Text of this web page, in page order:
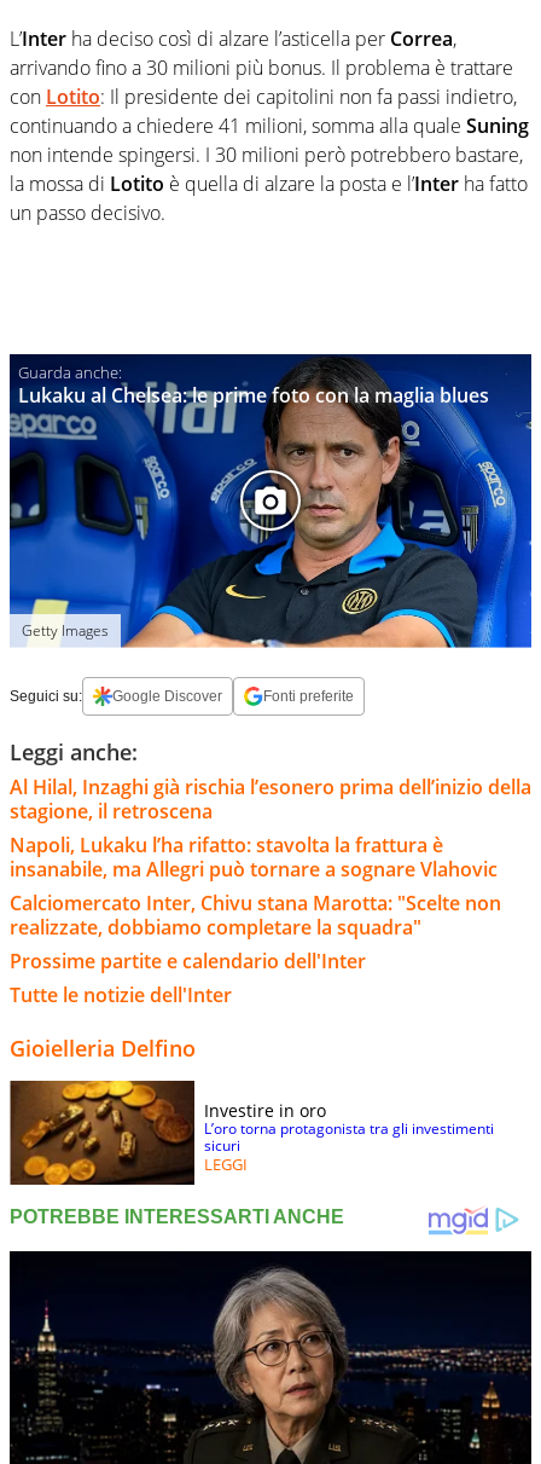
L’Inter ha deciso così di alzare l’asticella per Correa,
arrivando fino a 30 milioni più bonus. Il problema è trattare
con Lotito: Il presidente dei capitolini non fa passi indietro,
continuando a chiedere 41 milioni, somma alla quale Suning
non intende spingersi. I 30 milioni però potrebbero bastare,
la mossa di Lotito è quella di alzare la posta e l’Inter ha fatto
un passo decisivo.
Lukaku al Chelsea: le prime foto con la maglia blues
Getty Images
Seguici su: Google Discover Fonti preferite
Leggi anche:
Al Hilal, Inzaghi già rischia l’esonero prima dell’inizio della
stagione, il retroscena
Napoli, Lukaku l’ha rifatto: stavolta la frattura è
insanabile, ma Allegri può tornare a sognare Vlahovic
Calciomercato Inter, Chivu stana Marotta: "Scelte non
realizzate, dobbiamo completare la squadra"
Prossime partite e calendario dell'Inter
Tutte le notizie dell'Inter
Gioielleria Delfino
Investire in oro
L’oro torna protagonista tra gli investimenti
sicuri
LEGGI